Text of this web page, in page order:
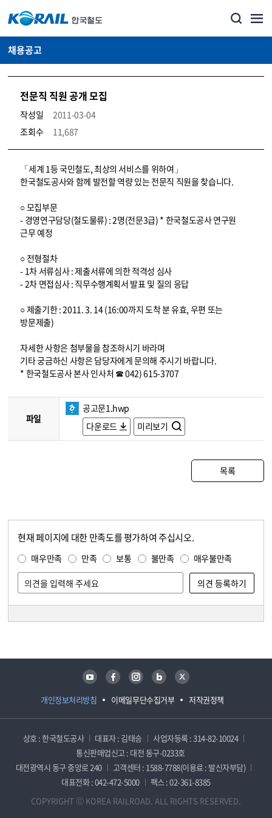
채용공고
전문직 직원 공개 모집
작성일
2011-03-04
조회수
11,687
코레일소개_경영공시_채용공고 상세보기 – 내용, 파일, 담당자 연락처로 구성
「세계 1등 국민철도, 최상의 서비스를 위하여」
한국철도공사와 함께 발전할 역량 있는 전문직 직원을 찾습니다.
○ 모집부문
- 경영연구담당(철도물류) : 2명(전문3급) * 한국철도공사 연구원
근무 예정
○ 전형절차
- 1차 서류심사 : 제출서류에 의한 적격성 심사
- 2차 면접심사 : 직무수행계획서 발표 및 질의 응답
○ 제출기한 : 2011. 3. 14 (16:00까지 도착 분 유효, 우편 또는
방문제출)
자세한 사항은 첨부물을 참조하시기 바라며
기타 궁금하신 사항은 담당자에게 문의해 주시기 바랍니다.
* 한국철도공사 본사 인사처 ☎ 042) 615-3707
파일
공고문1.hwp
다운로드
미리보기
목록
현재 페이지에 대한 만족도를 평가하여 주십시오.
매우만족 만족 보통 불만족 매우불만족
개인정보처리방침 이메일무단수집거부 저작권정책
유튜브 페이스북 인스타그램 블로그 트위터
상호 : 한국철도공사 대표자 : 김태승
사업자등록 : 314-82-10024
통신판매업신고 : 대전 동구-0233호
대전광역시 동구 중앙로 240
고객센터 : 1588-7788(이용료 : 발신자부담)
대표전화 : 042-472-5000
팩스 : 02-361-8385
COPYRIGHT ⓒ KOREA RAILROAD. ALL RIGHTS RESERVED.